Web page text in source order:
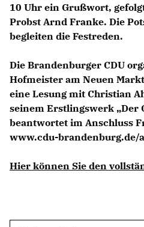
10 Uhr ein Grußwort,
Probst Arnd Franke. Die
begleiten die Festreden.
Die Brandenburger CDU
Hofmeister am Neuen
eine Lesung mit Christian
seinem Erstlingswerk „Der
beantwortet im Anschluss
www.cdu-brandenburg.de/
Hier können Sie den